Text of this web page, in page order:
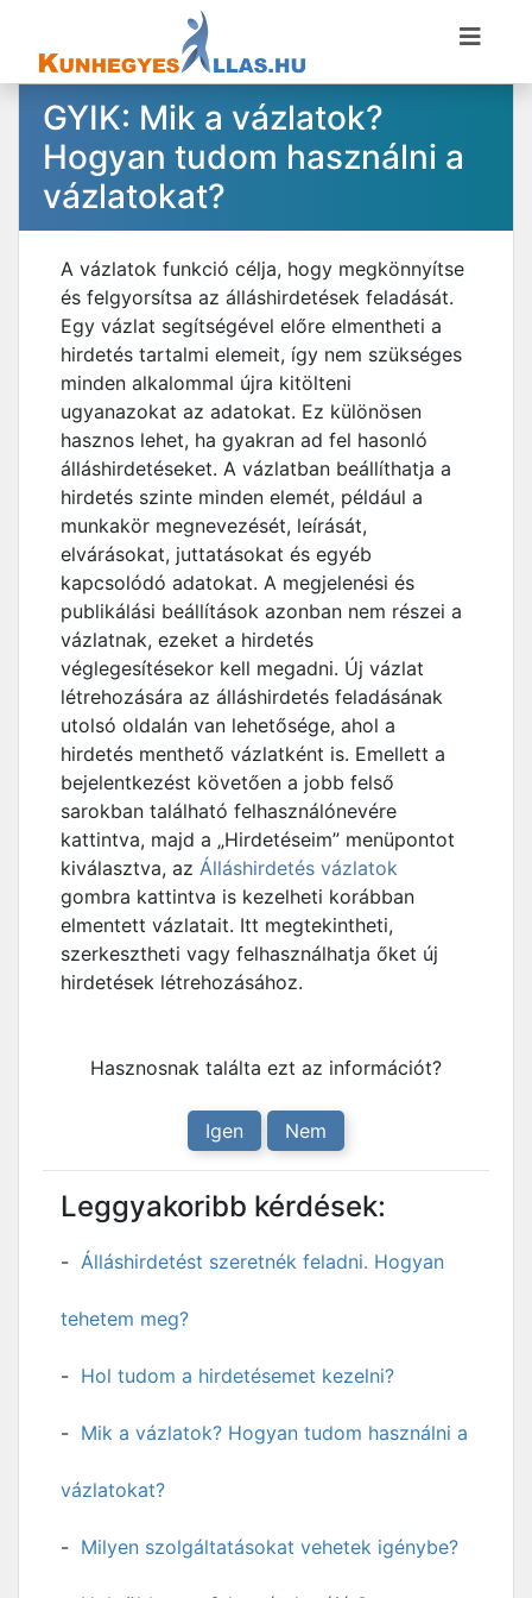
GYIK: Mik a vázlatok?
Hogyan tudom használni a
vázlatokat?
A vázlatok funkció célja, hogy megkönnyítse
és felgyorsítsa az álláshirdetések feladását.
Egy vázlat segítségével előre elmentheti a
hirdetés tartalmi elemeit, így nem szükséges
minden alkalommal újra kitölteni
ugyanazokat az adatokat. Ez különösen
hasznos lehet, ha gyakran ad fel hasonló
álláshirdetéseket. A vázlatban beállíthatja a
hirdetés szinte minden elemét, például a
munkakör megnevezését, leírását,
elvárásokat, juttatásokat és egyéb
kapcsolódó adatokat. A megjelenési és
publikálási beállítások azonban nem részei a
vázlatnak, ezeket a hirdetés
véglegesítésekor kell megadni. Új vázlat
létrehozására az álláshirdetés feladásának
utolsó oldalán van lehetősége, ahol a
hirdetés menthető vázlatként is. Emellett a
bejelentkezést követően a jobb felső
sarokban található felhasználónevére
kattintva, majd a „Hirdetéseim” menüpontot
kiválasztva, az Álláshirdetés vázlatok
gombra kattintva is kezelheti korábban
elmentett vázlatait. Itt megtekintheti,
szerkesztheti vagy felhasználhatja őket új
hirdetések létrehozásához.
Hasznosnak találta ezt az információt?
Igen Nem
Leggyakoribb kérdések:
Álláshirdetést szeretnék feladni. Hogyan
tehetem meg?
Hol tudom a hirdetésemet kezelni?
Mik a vázlatok? Hogyan tudom használni a
vázlatokat?
Milyen szolgáltatásokat vehetek igénybe?